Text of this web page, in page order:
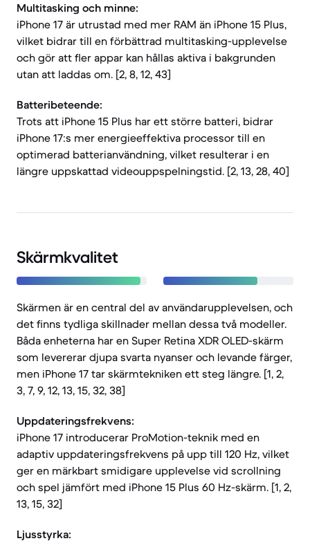
Multitasking och minne:
iPhone 17 är utrustad med mer RAM än iPhone 15 Plus,
vilket bidrar till en förbättrad multitasking-upplevelse
och gör att fler appar kan hållas aktiva i bakgrunden
utan att laddas om. [2, 8, 12, 43]
Batteribeteende:
Trots att iPhone 15 Plus har ett större batteri, bidrar
iPhone 17:s mer energieeffektiva processor till en
optimerad batterianvändning, vilket resulterar i en
längre uppskattad videouppspelningstid. [2, 13, 28, 40]
Skärmkvalitet
Skärmen är en central del av användarupplevelsen, och
det finns tydliga skillnader mellan dessa två modeller.
Båda enheterna har en Super Retina XDR OLED-skärm
som levererar djupa svarta nyanser och levande färger,
men iPhone 17 tar skärmtekniken ett steg längre. [1, 2,
3, 7, 9, 12, 13, 15, 32, 38]
Uppdateringsfrekvens:
iPhone 17 introducerar ProMotion-teknik med en
adaptiv uppdateringsfrekvens på upp till 120 Hz, vilket
ger en märkbart smidigare upplevelse vid scrollning
och spel jämfört med iPhone 15 Plus 60 Hz-skärm. [1, 2,
13, 15, 32]
Ljusstyrka: